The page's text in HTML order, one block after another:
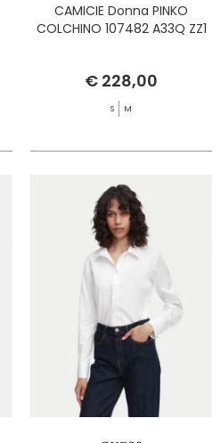
CAMICIE Donna PINKO
COLCHINO 107482 A33Q ZZ1
€ 228,00
S M